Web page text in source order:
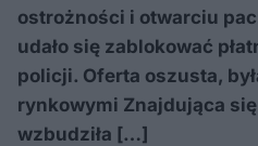
ostrożności i otwarciu
udało się zablokować
policji. Oferta oszusta,
rynkowymi Znajdująca
wzbudziła […]